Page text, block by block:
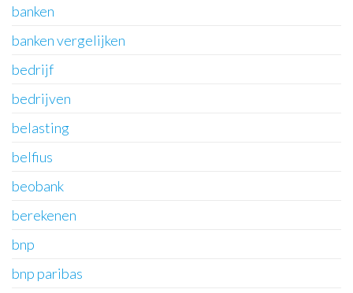
banken
banken vergelijken
bedrijf
bedrijven
belasting
belfius
beobank
berekenen
bnp
bnp paribas